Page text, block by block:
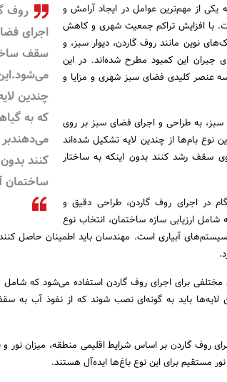
روف
اجرای
سقف
چندین
که به
کنند
ساختمان
یکی از مهم‌ترین عوامل در ایجاد آرامش و
با افزایش تراکم جمعیت شهری و کاهش
نوین مانند روف گاردن، دیوار سبز، و
جبران این کمبود مطرح شده‌اند. در این
عنصر کلیدی فضای سبز شهری و مزایا و
سبز، به طراحی و اجرای فضای سبز بر روی
بام‌ها از چندین لایه تشکیل شده‌اند
سقف رشد کنند بدون اینکه به ساختار
در اجرای روف گاردن، طراحی دقیق و
ارزیابی سازه ساختمان، انتخاب نوع
آبیاری است. مهندسان باید اطمینان حاصل
مختلفی برای اجرای روف گاردن استفاده می‌شود که شامل
لایه‌ها باید به گونه‌ای نصب شوند که از نفوذ آب به
روف گاردن بر اساس شرایط اقلیمی منطقه، میزان نور
مستقیم برای این نوع باغ‌ها ایده‌آل هستند.